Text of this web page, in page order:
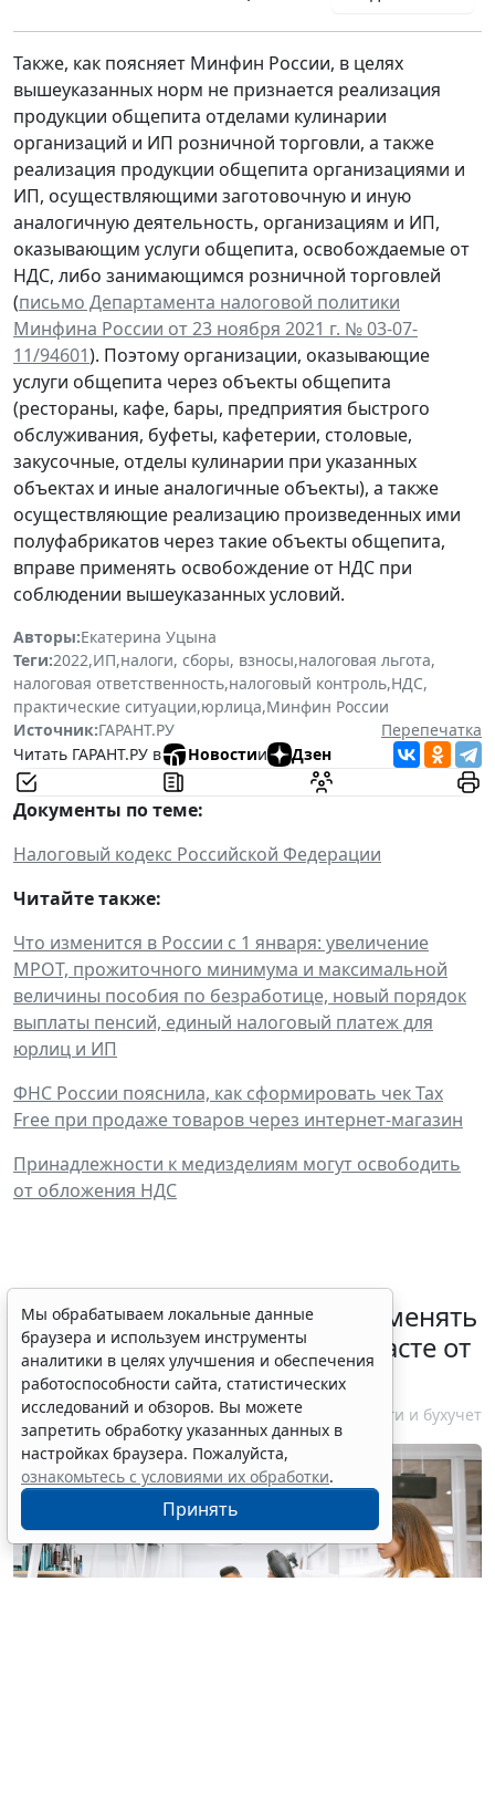
Также, как поясняет Минфин России, в целях
вышеуказанных норм не признается реализация
продукции общепита отделами кулинарии
организаций и ИП розничной торговли, а также
реализация продукции общепита организациями и
ИП, осуществляющими заготовочную и иную
аналогичную деятельность, организациям и ИП,
оказывающим услуги общепита, освобождаемые от
НДС, либо занимающимся розничной торговлей
(письмо Департамента налоговой политики
Минфина России от 23 ноября 2021 г. № 03-07-
11/94601). Поэтому организации, оказывающие
услуги общепита через объекты общепита
(рестораны, кафе, бары, предприятия быстрого
обслуживания, буфеты, кафетерии, столовые,
закусочные, отделы кулинарии при указанных
объектах и иные аналогичные объекты), а также
осуществляющие реализацию произведенных ими
полуфабрикатов через такие объекты общепита,
вправе применять освобождение от НДС при
соблюдении вышеуказанных условий.
Авторы:Екатерина Уцына
Теги:2022,ИП,налоги, сборы, взносы,налоговая льгота,
налоговая ответственность,налоговый контроль,НДС,
практические ситуации,юрлица,Минфин России
Источник:ГАРАНТ.РУ
Перепечатка
Читать ГАРАНТ.РУ в
Новостии Дзен
Документы по теме:
Налоговый кодекс Российской Федерации
Читайте также:
Что изменится в России с 1 января: увеличение
МРОТ, прожиточного минимума и максимальной
величины пособия по безработице, новый порядок
выплаты пенсий, единый налоговый платеж для
юрлиц и ИП
ФНС России пояснила, как сформировать чек Tax
Free при продаже товаров через интернет-магазин
Принадлежности к медизделиям могут освободить
от обложения НДС
Спецрежим НПД вправе применять
несовершеннолетние в возрасте от
14 до 18 лет
7 августа 2026 12:58 Налоги и бухучет
Мы обрабатываем локальные данные
браузера и используем инструменты
аналитики в целях улучшения и обеспечения
работоспособности сайта, статистических
исследований и обзоров. Вы можете
запретить обработку указанных данных в
настройках браузера. Пожалуйста,
ознакомьтесь с условиями их обработки.
Принять